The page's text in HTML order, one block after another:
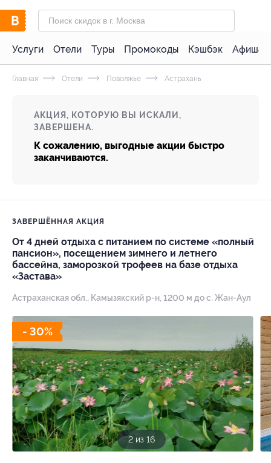
Услуги Отели Туры Промокоды Кэшбэк Афиша
Главная Отели Поволжье Астрахань
АКЦИЯ, КОТОРУЮ ВЫ ИСКАЛИ,
ЗАВЕРШЕНА.
К сожалению, выгодные акции быстро
заканчиваются.
ЗАВЕРШЁННАЯ АКЦИЯ
От 4 дней отдыха с питанием по системе «полный
пансион», посещением зимнего и летнего
бассейна, заморозкой трофеев на базе отдыха
«Застава»
Астраханская обл., Камызякский р-н, 1200 м до с. Жан-Аул
- 30%
2 из 16